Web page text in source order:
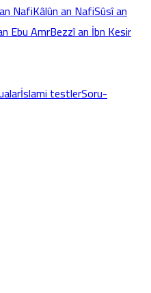
NafiKâlûn an NafiSûsî an
Ebu AmrBezzî an İbn Kesir
İslami testlerSoru-